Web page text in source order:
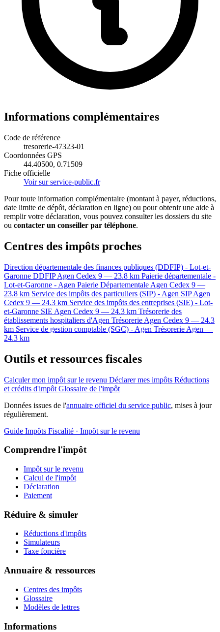
Informations complémentaires
Code de référence
tresorerie-47323-01
Coordonnées GPS
44.40500, 0.71509
Fiche officielle
Voir sur service-public.fr
Pour toute information complémentaire (montant à payer, réductions,
date limite de dépôt, déclaration en ligne) ou pour obtenir une aide à
remplir votre déclaration, vous pouvez consulter les dossiers du site
ou contacter un conseiller par téléphone.
Centres des impôts proches
Direction départementale des finances publiques (DDFIP) - Lot-et-
Garonne DDFIP Agen Cedex 9 — 23.8 km Paierie départementale -
Lot-et-Garonne - Agen Paierie Départementale Agen Cedex 9 —
23.8 km Service des impôts des particuliers (SIP) - Agen SIP Agen
Cedex 9 — 24.3 km Service des impôts des entreprises (SIE) - Lot-
et-Garonne SIE Agen Cedex 9 — 24.3 km Trésorerie des
établissements hospitaliers d'Agen Trésorerie Agen Cedex 9 — 24.3
km Service de gestion comptable (SGC) - Agen Trésorerie Agen —
24.3 km
Outils et ressources fiscales
Calculer mon impôt sur le revenu Déclarer mes impôts Réductions
et crédits d'impôt Glossaire de l'impôt
Données issues de l'annuaire officiel du service public, mises à jour
régulièrement.
Guide Impôts Fiscalité · Impôt sur le revenu
Comprendre l'impôt
Impôt sur le revenu
Calcul de l'impôt
Déclaration
Paiement
Réduire & simuler
Réductions d'impôts
Simulateurs
Taxe foncière
Annuaire & ressources
Centres des impôts
Glossaire
Modèles de lettres
Informations